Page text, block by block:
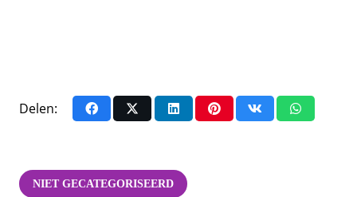
Delen:
NIET GECATEGORISEERD